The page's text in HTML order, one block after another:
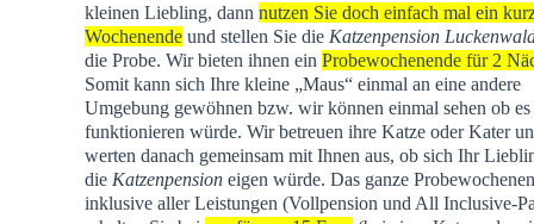
kleinen Liebling, dann nutzen Sie doch einfach mal ein
Wochenendeund stellen Sie die Katzenpension
die Probe. Wir bieten ihnen ein Probewochenende für 2
Somit kann sich Ihre kleine „Maus“ einmal an eine andere
Umgebung gewöhnen bzw. wir können einmal sehen ob es
funktionieren würde. Wir betreuen ihre Katze oder Kater
werten danach gemeinsam mit Ihnen aus, ob sich Ihr
die Katzenpensioneigen würde. Das ganze
inklusive aller Leistungen (Vollpension und All Inclusive-